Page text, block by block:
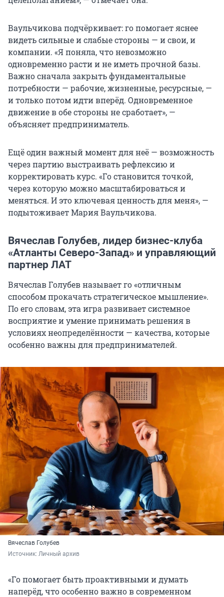
Ваульчикова подчёркивает: го помогает яснее
видеть сильные и слабые стороны — и свои, и
компании. «Я поняла, что невозможно
одновременно расти и не иметь прочной базы.
Важно сначала закрыть фундаментальные
потребности — рабочие, жизненные, ресурсные, —
и только потом идти вперёд. Одновременное
движение в обе стороны не сработает», —
объясняет предприниматель.
Ещё один важный момент для неё — возможность
через партию выстраивать рефлексию и
корректировать курс. «Го становится точкой,
через которую можно масштабироваться и
меняться. И это ключевая ценность для меня», —
подытоживает Мария Ваульчикова.
Вячеслав Голубев, лидер бизнес-клуба
«Атланты Северо-Запад» и управляющий
партнер ЛАТ
Вячеслав Голубев называет го «отличным
способом прокачать стратегическое мышление».
По его словам, эта игра развивает системное
восприятие и умение принимать решения в
условиях неопределённости — качества, которые
особенно важны для предпринимателей.
Вячеслав Голубев
Источник: Личный архив
«Го помогает быть проактивными и думать
наперёд, что особенно важно в современном